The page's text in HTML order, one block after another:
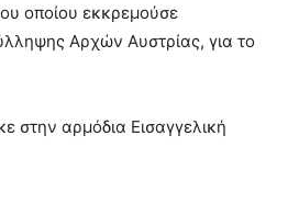
οποίου εκκρεμούσε
Αρχών Αυστρίας, για το
στην αρμόδια Εισαγγελική